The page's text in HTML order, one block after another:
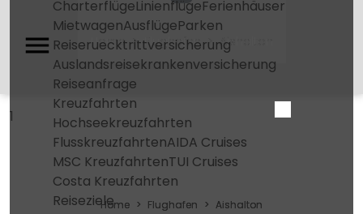
CharterflügeLinienflügeFerienhäuser
MietwagenAusflügeParken
Reiseruecktrittversicherung
Auslandsreisekrankenversicherung
Reiseanfrage
Kreuzfahrten
Hochseekreuzfahrten
FlusskreuzfahrtenAIDA Cruises
MSC KreuzfahrtenTUI Cruises
Costa Kreuzfahrten
Reiseziele
Home Flughafen Aishalton
1
Home Flughafen Aishalton